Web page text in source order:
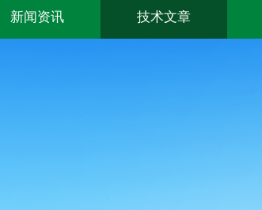
新闻资讯 技术文章